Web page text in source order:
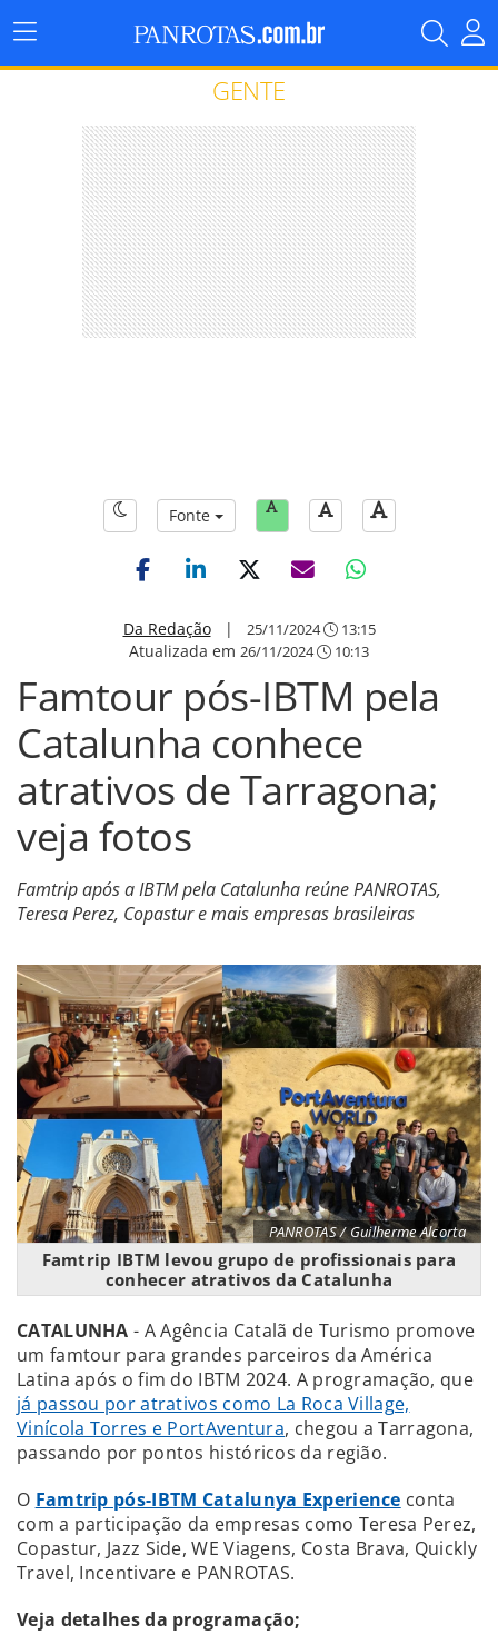
Menu
Principal
GENTE
Fonte
Da Redação| 25/11/2024 13:15
Atualizada em 26/11/2024 10:13
Famtour pós-IBTM pela
Catalunha conhece
atrativos de Tarragona;
veja fotos
Famtrip após a IBTM pela Catalunha reúne PANROTAS,
Teresa Perez, Copastur e mais empresas brasileiras
PANROTAS / Guilherme Alcorta
Famtrip IBTM levou grupo de profissionais para
conhecer atrativos da Catalunha
CATALUNHA - A Agência Catalã de Turismo promove
um famtour para grandes parceiros da América
Latina após o fim do IBTM 2024. A programação, que
já passou por atrativos como La Roca Village,
Vinícola Torres e PortAventura, chegou a Tarragona,
passando por pontos históricos da região.
O Famtrip pós-IBTM Catalunya Experience conta
com a participação da empresas como Teresa Perez,
Copastur, Jazz Side, WE Viagens, Costa Brava, Quickly
Travel, Incentivare e PANROTAS.
Veja detalhes da programação;